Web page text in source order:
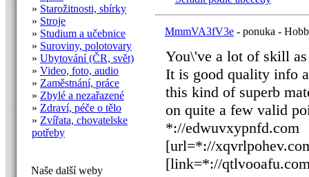
» Starožitnosti, sbírky
» Stroje
» Studium a učebnice
» Suroviny, polotovary
» Ubytování (ČR, svět)
» Video, foto, audio
» Zaměstnání, práce
» Zbylé a nezařazené
» Zdraví, péče o tělo
» Zvířata, chovatelske
potřeby
Naše další weby
MmmVA3fV3e - ponuka -
You\'ve a lot of skill
It is good quality info
this kind of superb
on quite a few valid
*://edwuvxypnfd.com
[url=*://
[link=*://